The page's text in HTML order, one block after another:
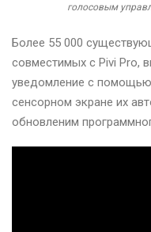
голосовым
Более 55 000
совместимых с Pivi Pro,
уведомление с
сенсорном экране их
обновленим